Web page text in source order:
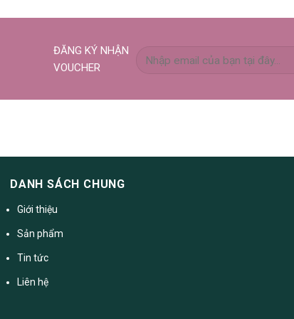
ĐĂNG KÝ NHẬN
VOUCHER
DANH SÁCH CHUNG
Giới thiệu
Sản phẩm
Tin tức
Liên hệ